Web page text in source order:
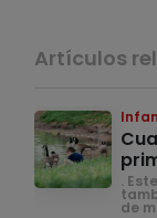
Artículos
.
de